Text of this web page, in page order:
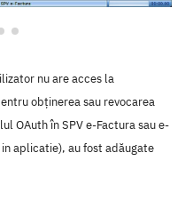
nu are acces la
obținerea sau revocarea
OAuth în SPV e-Factura sau e-
aplicatie), au fost adăugate